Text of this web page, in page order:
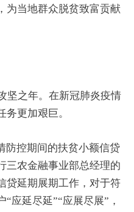
为当地群众脱贫致富贡献
坚之年。在新冠肺炎疫情
更加艰巨。
防控期间的扶贫小额信贷
三农金融事业部总经理的
贷延期展期工作，对于符
应延尽延”“应展尽展”，